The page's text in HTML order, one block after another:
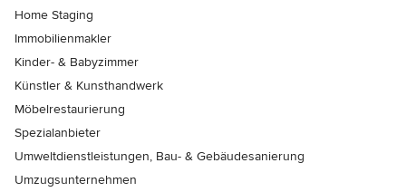
Home Staging
Immobilienmakler
Kinder- & Babyzimmer
Künstler & Kunsthandwerk
Möbelrestaurierung
Spezialanbieter
Umweltdienstleistungen, Bau- & Gebäudesanierung
Umzugsunternehmen